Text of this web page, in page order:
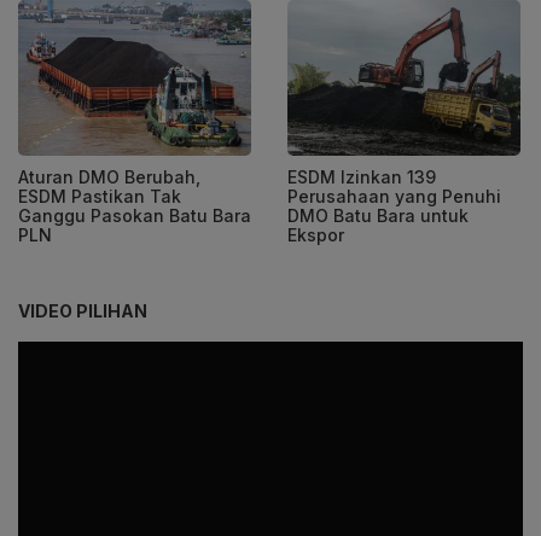
Aturan DMO Berubah,
ESDM Pastikan Tak
Ganggu Pasokan Batu Bara
PLN
ESDM Izinkan 139
Perusahaan yang Penuhi
DMO Batu Bara untuk
Ekspor
VIDEO PILIHAN